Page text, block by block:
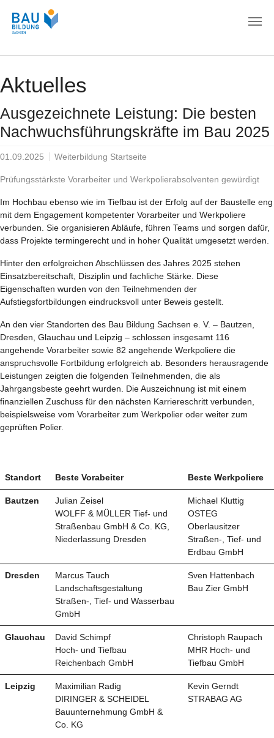
Aktuelles
Ausgezeichnete Leistung: Die besten
Nachwuchsführungskräfte im Bau 2025
01.09.2025 Weiterbildung Startseite
Prüfungsstärkste Vorarbeiter und Werkpolierabsolventen gewürdigt
Im Hochbau ebenso wie im Tiefbau ist der Erfolg auf der Baustelle eng
mit dem Engagement kompetenter Vorarbeiter und Werkpoliere
verbunden. Sie organisieren Abläufe, führen Teams und sorgen dafür,
dass Projekte termingerecht und in hoher Qualität umgesetzt werden.
Hinter den erfolgreichen Abschlüssen des Jahres 2025 stehen
Einsatzbereitschaft, Disziplin und fachliche Stärke. Diese
Eigenschaften wurden von den Teilnehmenden der
Aufstiegsfortbildungen eindrucksvoll unter Beweis gestellt.
An den vier Standorten des Bau Bildung Sachsen e. V. – Bautzen,
Dresden, Glauchau und Leipzig – schlossen insgesamt 116
angehende Vorarbeiter sowie 82 angehende Werkpoliere die
anspruchsvolle Fortbildung erfolgreich ab. Besonders herausragende
Leistungen zeigten die folgenden Teilnehmenden, die als
Jahrgangsbeste geehrt wurden. Die Auszeichnung ist mit einem
finanziellen Zuschuss für den nächsten Karriereschritt verbunden,
beispielsweise vom Vorarbeiter zum Werkpolier oder weiter zum
geprüften Polier.
Standort Beste Vorabeiter Beste Werkpoliere
Bautzen
Julian Zeisel
WOLFF & MÜLLER Tief- und
Straßenbau GmbH & Co. KG,
Niederlassung Dresden
Michael Kluttig
OSTEG
Oberlausitzer
Straßen-, Tief- und
Erdbau GmbH
Dresden
Marcus Tauch
Landschaftsgestaltung
Straßen-, Tief- und Wasserbau
GmbH
Sven Hattenbach
Bau Zier GmbH
Glauchau
David Schimpf
Hoch- und Tiefbau
Reichenbach GmbH
Christoph Raupach
MHR Hoch- und
Tiefbau GmbH
Leipzig
Maximilian Radig
DIRINGER & SCHEIDEL
Bauunternehmung GmbH &
Co. KG
Kevin Gerndt
STRABAG AG